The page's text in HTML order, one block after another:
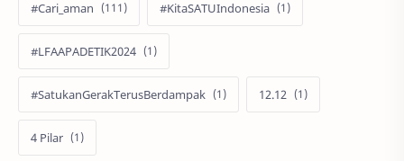
#Cari_aman #KitaSATUIndonesia
#LFAAPADETIK2024
#SatukanGerakTerusBerdampak 12.12
4 Pilar